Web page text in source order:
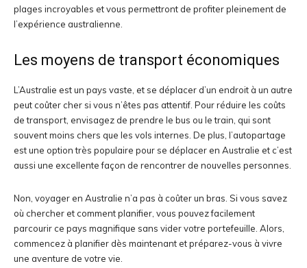
plages incroyables et vous permettront de profiter pleinement de
l’expérience australienne.
Les moyens de transport économiques
L’Australie est un pays vaste, et se déplacer d’un endroit à un autre
peut coûter cher si vous n’êtes pas attentif. Pour réduire les coûts
de transport, envisagez de prendre le bus ou le train, qui sont
souvent moins chers que les vols internes. De plus, l’autopartage
est une option très populaire pour se déplacer en Australie et c’est
aussi une excellente façon de rencontrer de nouvelles personnes.
Non, voyager en Australie n’a pas à coûter un bras. Si vous savez
où chercher et comment planifier, vous pouvez facilement
parcourir ce pays magnifique sans vider votre portefeuille. Alors,
commencez à planifier dès maintenant et préparez-vous à vivre
une aventure de votre vie.